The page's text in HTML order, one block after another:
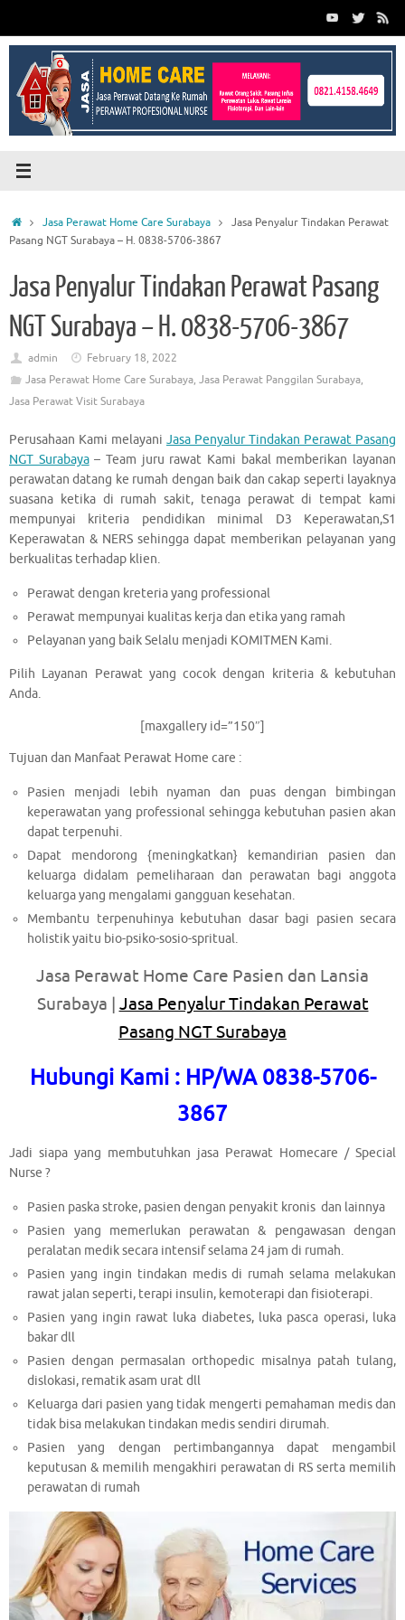
content
HomeJasa Perawat Home Care Surabaya
Jasa Penyalur Tindakan Perawat
Pasang NGT Surabaya – H. 0838-5706-3867
Jasa Penyalur Tindakan Perawat Pasang
NGT Surabaya – H. 0838-5706-3867
admin
February 18, 2022
Jasa Perawat Home Care Surabaya, Jasa Perawat Panggilan Surabaya,
Jasa Perawat Visit Surabaya
Perusahaan Kami melayani Jasa Penyalur Tindakan Perawat Pasang
NGT Surabaya– Team juru rawat Kami bakal memberikan layanan
perawatan datang ke rumah dengan baik dan cakap seperti layaknya
suasana ketika di rumah sakit, tenaga perawat di tempat kami
mempunyai kriteria pendidikan minimal D3 Keperawatan,S1
Keperawatan & NERS sehingga dapat memberikan pelayanan yang
berkualitas terhadap klien.
Perawat dengan kreteria yang professional
Perawat mempunyai kualitas kerja dan etika yang ramah
Pelayanan yang baik Selalu menjadi KOMITMEN Kami.
Pilih Layanan Perawat yang cocok dengan kriteria & kebutuhan
Anda.
[maxgallery id=”150″]
Tujuan dan Manfaat Perawat Home care :
Pasien menjadi lebih nyaman dan puas dengan bimbingan
keperawatan yang professional sehingga kebutuhan pasien akan
dapat terpenuhi.
Dapat mendorong {meningkatkan} kemandirian pasien dan
keluarga didalam pemeliharaan dan perawatan bagi anggota
keluarga yang mengalami gangguan kesehatan.
Membantu terpenuhinya kebutuhan dasar bagi pasien secara
holistik yaitu bio-psiko-sosio-spritual.
Jasa Perawat Home Care Pasien dan Lansia
Surabaya | Jasa Penyalur Tindakan Perawat
Pasang NGT Surabaya
Hubungi Kami : HP/WA 0838-5706-
3867
Jadi siapa yang membutuhkan jasa Perawat Homecare / Special
Nurse ?
Pasien paska stroke, pasien dengan penyakit kronis dan lainnya
Pasien yang memerlukan perawatan & pengawasan dengan
peralatan medik secara intensif selama 24 jam di rumah.
Pasien yang ingin tindakan medis di rumah selama melakukan
rawat jalan seperti, terapi insulin, kemoterapi dan fisioterapi.
Pasien yang ingin rawat luka diabetes, luka pasca operasi, luka
bakar dll
Pasien dengan permasalan orthopedic misalnya patah tulang,
dislokasi, rematik asam urat dll
Keluarga dari pasien yang tidak mengerti pemahaman medis dan
tidak bisa melakukan tindakan medis sendiri dirumah.
Pasien yang dengan pertimbangannya dapat mengambil
keputusan & memilih mengakhiri perawatan di RS serta memilih
perawatan di rumah